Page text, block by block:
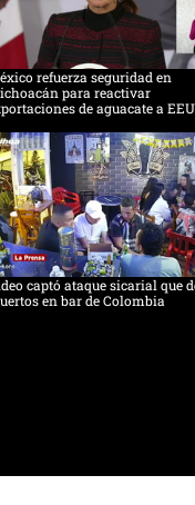
refuerza seguridad en
para reactivar
de aguacate a
captó ataque sicarial que
en bar de Colombia